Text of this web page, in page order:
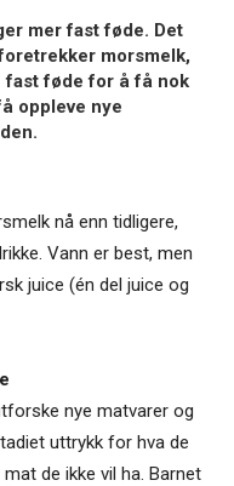
mer fast føde. Det
morsmelk,
fast føde for å få nok
oppleve nye
nå enn tidligere,
Vann er best, men
juice (én del juice og
nye matvarer og
uttrykk for hva de
de ikke vil ha. Barnet